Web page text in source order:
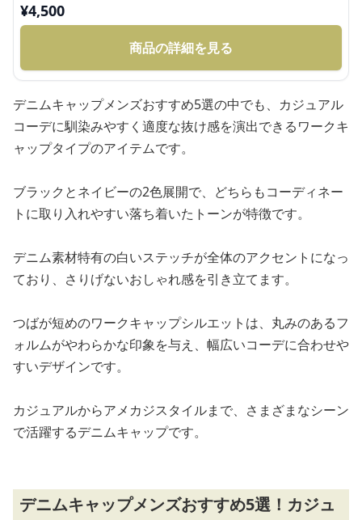
¥4,500
商品の詳細を見る
デニムキャップメンズおすすめ5選の中でも、カジュアル
コーデに馴染みやすく適度な抜け感を演出できるワークキ
ャップタイプのアイテムです。
ブラックとネイビーの2色展開で、どちらもコーディネー
トに取り入れやすい落ち着いたトーンが特徴です。
デニム素材特有の白いステッチが全体のアクセントになっ
ており、さりげないおしゃれ感を引き立てます。
つばが短めのワークキャップシルエットは、丸みのあるフ
ォルムがやわらかな印象を与え、幅広いコーデに合わせや
すいデザインです。
カジュアルからアメカジスタイルまで、さまざまなシーン
で活躍するデニムキャップです。
デニムキャップメンズおすすめ5選！カジュ